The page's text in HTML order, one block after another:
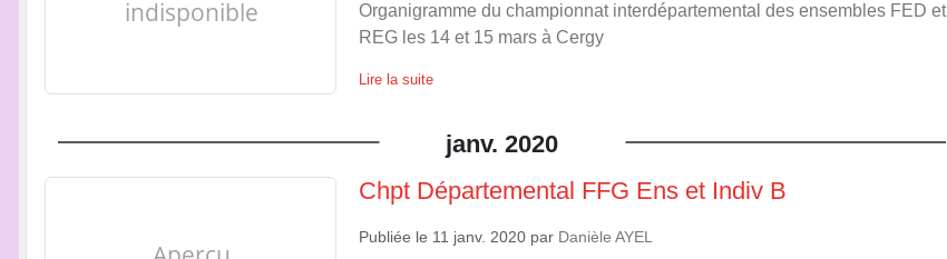
Organigramme du championnat interdépartemental des ensembles FED et
REG les 14 et 15 mars à Cergy
Lire la suite
janv. 2020
Chpt Départemental FFG Ens et Indiv B
Publiée le 11 janv. 2020par Danièle AYEL